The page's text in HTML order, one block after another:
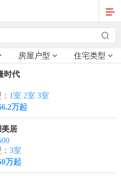
房屋户型 住宅类型
时代
1室 2室 3室
万起
美居
：3室
万起